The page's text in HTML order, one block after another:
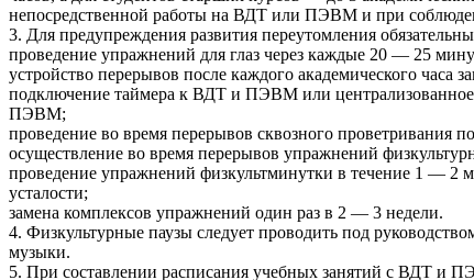
непосредственной работы на ВДТ или ПЭВМ и при
3. Для предупреждения развития переутомления
проведение упражнений для глаз через каждые 20 — 25
устройство перерывов после каждого академического часа
подключение таймера к ВДТ и ПЭВМ или
ПЭВМ;
проведение во время перерывов сквозного
осуществление во время перерывов упражнений
проведение упражнений физкультминутки в течение 1 — 2
усталости;
замена комплексов упражнений один раз в 2 — 3 недели.
4. Физкультурные паузы следует проводить под
музыки.
5. При составлении расписания учебных занятий с ВДТ и